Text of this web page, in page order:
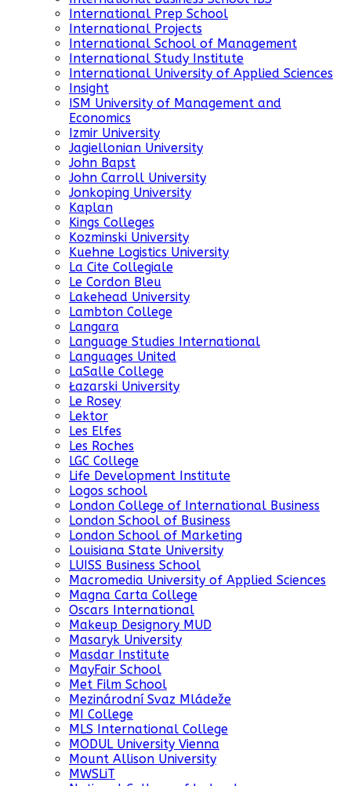
International Prep School
International Projects
International School of Management
International Study Institute
International University of Applied Sciences
Insight
ISM University of Management and
Economics
Izmir University
Jagiellonian University
John Bapst
John Carroll University
Jonkoping University
Kaplan
Kings Colleges
Kozminski University
Kuehne Logistics University
La Cite Collegiale
Le Cordon Bleu
Lakehead University
Lambton College
Langara
Language Studies International
Languages United
LaSalle College
Łazarski University
Le Rosey
Lektor
Les Elfes
Les Roches
LGC College
Life Development Institute
Logos school
London College of International Business
London School of Business
London School of Marketing
Louisiana State University
LUISS Business School
Macromedia University of Applied Sciences
Magna Carta College
Oscars International
Makeup Designory MUD
Masaryk University
Masdar Institute
MayFair School
Met Film School
Mezinárodní Svaz Mládeže
MI College
MLS International College
MODUL University Vienna
Mount Allison University
MWSLiT